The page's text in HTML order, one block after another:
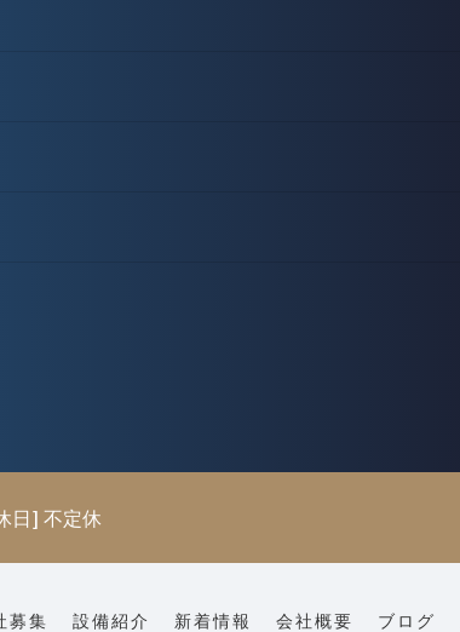
日] 不定休
募集 設備紹介 新着情報 会社概要 ブログ